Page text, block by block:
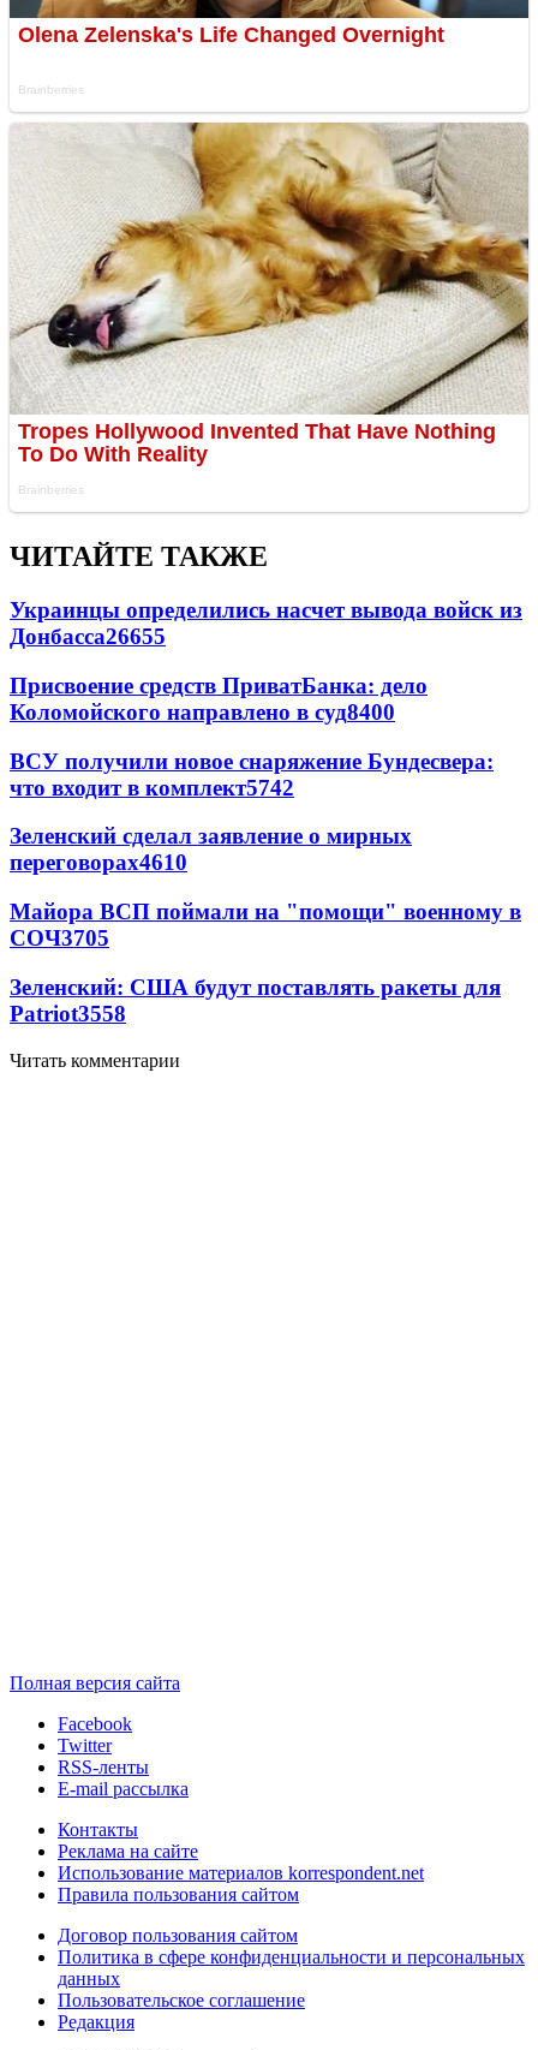
ЧИТАЙТЕ ТАКЖЕ
Украинцы определились насчет вывода войск из
Донбасса26655
Присвоение средств ПриватБанка: дело
Коломойского направлено в суд8400
ВСУ получили новое снаряжение Бундесвера:
что входит в комплект5742
Зеленский сделал заявление о мирных
переговорах4610
Майора ВСП поймали на "помощи" военному в
СОЧ3705
Зеленский: США будут поставлять ракеты для
Patriot3558
Читать комментарии
Полная версия сайта
Facebook
Twitter
RSS-ленты
E-mail рассылка
Контакты
Реклама на сайте
Использование материалов korrespondent.net
Правила пользования сайтом
Договор пользования сайтом
Политика в сфере конфиденциальности и персональных
данных
Пользовательское соглашение
Редакция